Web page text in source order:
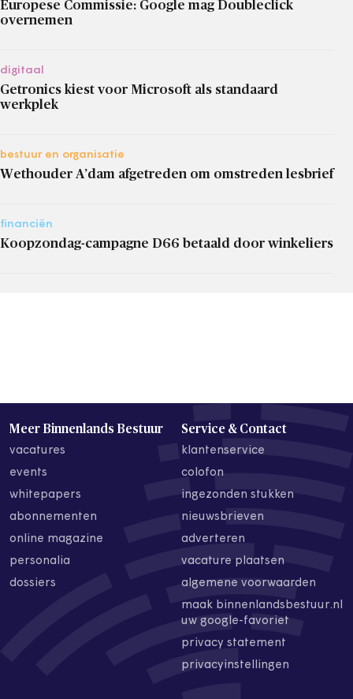
Europese Commissie: Google mag Doubleclick
overnemen
digitaal
Getronics kiest voor Microsoft als standaard
werkplek
bestuur en organisatie
Wethouder A’dam afgetreden om omstreden lesbrief
financiën
Koopzondag-campagne D66 betaald door winkeliers
Meer Binnenlands Bestuur
vacatures
events
whitepapers
abonnementen
online magazine
personalia
dossiers
Service & Contact
klantenservice
colofon
ingezonden stukken
nieuwsbrieven
adverteren
vacature plaatsen
algemene voorwaarden
maak binnenlandsbestuur.nl
uw google-favoriet
privacy statement
privacyinstellingen